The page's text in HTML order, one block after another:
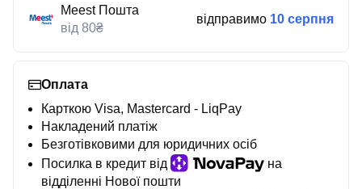
Meest Пошта
від 80₴
відправимо 10 серпня
Оплата
Карткою Visa, Mastercard - LiqPay
Накладений платіж
Безготівковими для юридичних осіб
Посилка в кредит від
на
відділенні Нової пошти